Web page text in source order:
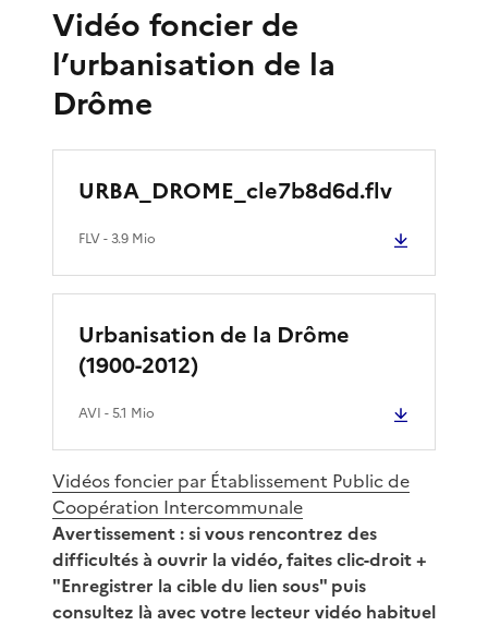
Vidéo foncier de
l’urbanisation de la
Drôme
URBA_DROME_cle7b8d6d.flv
FLV- 3.9 Mio
Urbanisation de la Drôme
(1900-2012)
AVI - 5.1 Mio
Vidéos foncier par Établissement Public de
Coopération Intercommunale
Avertissement : si vous rencontrez des
difficultés à ouvrir la vidéo, faites clic-droit +
"Enregistrer la cible du lien sous" puis
consultez là avec votre lecteur vidéo habituel